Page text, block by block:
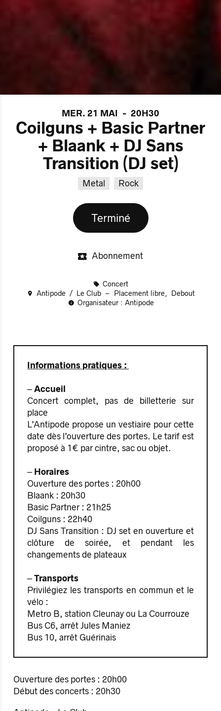
MER. 21 MAI - 20H30
Coilguns + Basic Partner
+ Blaank + DJ Sans
Transition (DJ set)
Metal Rock
Terminé
Abonnement
Concert
Antipode
Le Club Placement libre
Debout
Organisateur : Antipode
Informations pratiques :
⏤ Accueil
Concert complet, pas de billetterie sur
place
L’Antipode propose un vestiaire pour cette
date dès l’ouverture des portes. Le tarif est
proposé à 1€ par cintre, sac ou objet.
⏤ Horaires
Ouverture des portes : 20h00
Blaank : 20h30
Basic Partner : 21h25
Coilguns : 22h40
DJ Sans Transition : DJ set en ouverture et
clôture de soirée, et pendant les
changements de plateaux
⏤ Transports
Privilégiez les transports en commun et le
vélo :
Metro B, station Cleunay ou La Courrouze
Bus C6, arrêt Jules Maniez
Bus 10, arrêt Guérinais
Ouverture des portes : 20h00
Début des concerts : 20h30